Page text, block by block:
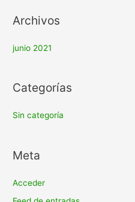
Archivos
junio 2021
Categorías
Sin categoría
Meta
Acceder